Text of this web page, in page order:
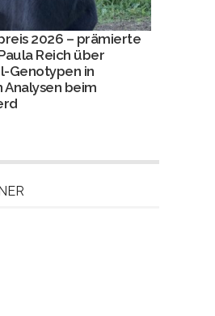
2026 – prämierte
Reich über
Genotypen in
beim